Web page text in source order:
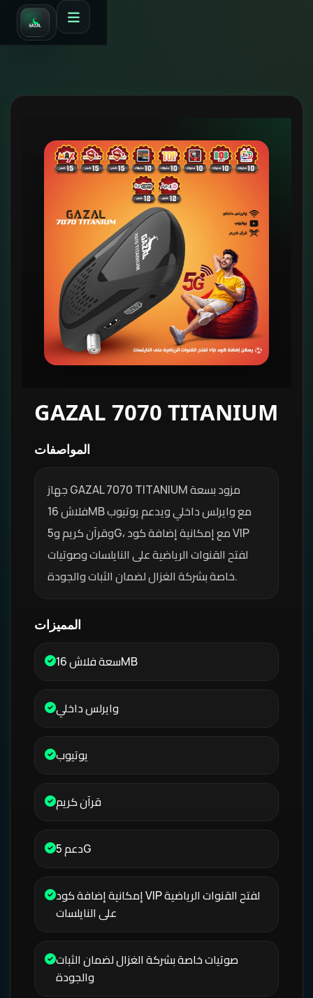
GAZAL 7070 TITANIUM
المواصفات
جهاز GAZAL 7070 TITANIUM مزود بسعة
فلاش 16MB مع وايرلس داخلي ويدعم يوتيوب
وقرآن كريم و5G، مع إمكانية إضافة كود VIP
لفتح القنوات الرياضية على النايلسات وصوتيات
خاصة بشركة الغزال لضمان الثبات والجودة.
المميزات
سعة فلاش 16MB
وايرلس داخلي
يوتيوب
قرآن كريم
دعم 5G
إمكانية إضافة كود VIP لفتح القنوات الرياضية
على النايلسات
صوتيات خاصة بشركة الغزال لضمان الثبات
والجودة